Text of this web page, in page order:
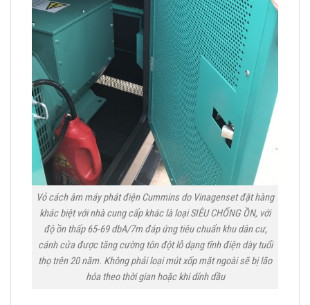
Vỏ cách âm máy phát điện Cummins do Vinagenset đặt hàng
khác biệt với nhà cung cấp khác là loại SIÊU CHỐNG ỒN, với
độ ồn thấp 65-69 dbA/7m đáp ứng tiêu chuẩn khu dân cư,
cánh cửa được tăng cường tôn đột lỗ dạng tĩnh điện dày tuổi
thọ trên 20 năm. Không phải loại mút xốp mặt ngoài sẽ bị lão
hóa theo thời gian hoặc khi dính dầu